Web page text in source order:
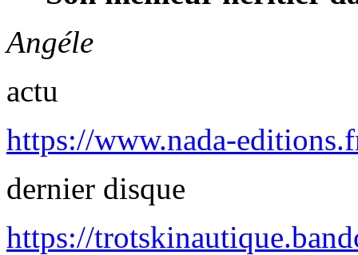
Angéle
actu
https://www.nada-
dernier disque
https://